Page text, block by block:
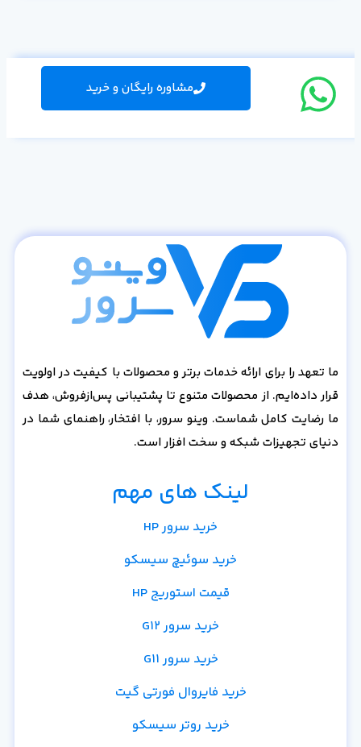
مشاوره رایگان و خرید
ما تعهد را برای ارائه خدمات برتر و محصولات با کیفیت در اولویت
قرار داده‌ایم. از محصولات متنوع تا پشتیبانی پس‌از‌فروش، هدف
ما رضایت کامل شماست. وینو سرور، با افتخار، راهنمای شما در
دنیای تجهیزات شبکه و سخت افزار است.
لینک های مهم
خرید سرور HP
خرید سوئیچ سیسکو
قیمت استوریج HP
خرید سرور G12
خرید سرور G11
خرید فایروال فورتی گیت
خرید روتر سیسکو